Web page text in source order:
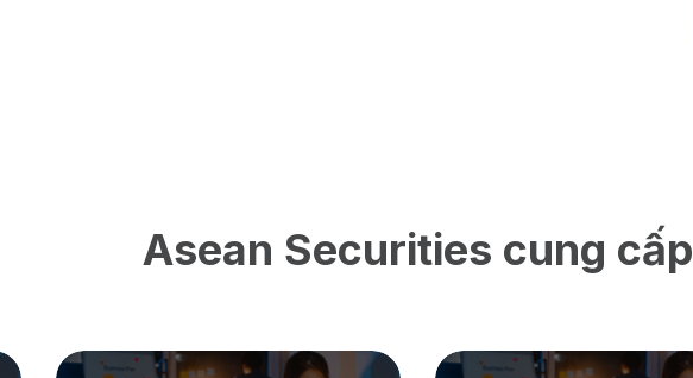
Asean Securities cung cấp